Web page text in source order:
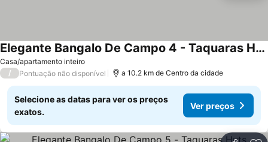
Casa/apartamento inteiro
Elegante Bangalo De Campo 4 - Taquaras Huts
/ Pontuação não disponível a 10.2 km de Centro da cidade
Selecione as datas para ver os preços
exatos.
Ver preços